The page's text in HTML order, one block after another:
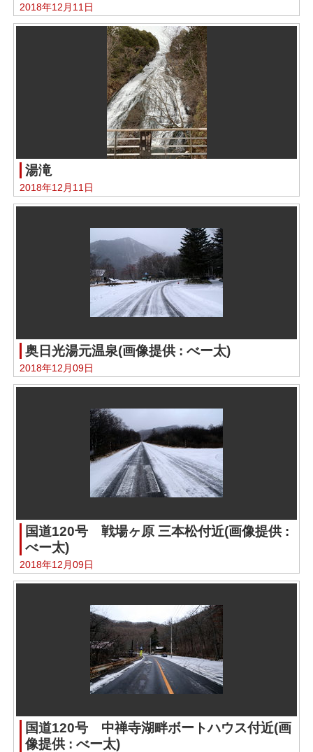
2018年12月11日
湯滝
2018年12月11日
奥日光湯元温泉(画像提供 : べー太)
2018年12月09日
国道120号 戦場ヶ原 三本松付近(画像提供 :
べー太)
2018年12月09日
国道120号 中禅寺湖畔ボートハウス付近(画
像提供 : べー太)